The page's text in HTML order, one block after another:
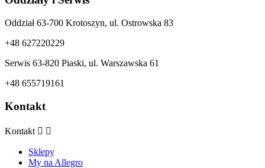
Oddział 63-700 Krotoszyn, ul. Ostrowska 83
+48 627220229
Serwis 63-820 Piaski, ul. Warszawska 61
+48 655719161
Kontakt
Kontakt  
Sklepy
My na Allegro